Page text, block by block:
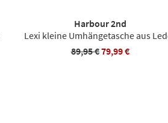
Harbour 2nd
Lexi kleine Umhängetasche aus
89,95 €79,99 €